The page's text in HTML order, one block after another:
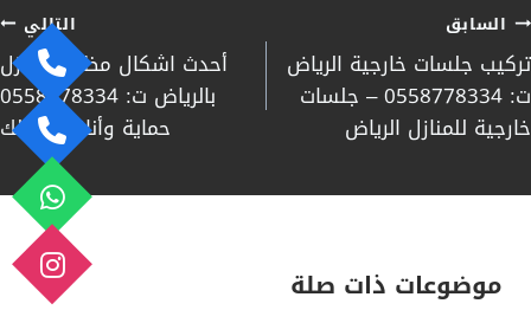
تصفّح
المقالات
السابق
تركيب جلسات خارجية الرياض
ت: 0558778334 – جلسات
خارجية للمنازل الرياض
التالي
أحدث اشكال مظلات منازل
بالرياض ت: 0558778334
حماية وأناقة لمنزلك
موضوعات ذات صلة